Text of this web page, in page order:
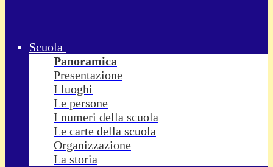
Scuola
Panoramica
Presentazione
I luoghi
Le persone
I numeri della scuola
Le carte della scuola
Organizzazione
La storia